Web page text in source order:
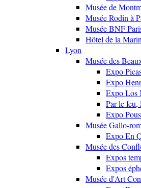
Musée de
Musée Rodin à
Musée BNF
Hôtel de la
Lyon
Musée des
Expo
Expo
Expo Los
Par le feu,
Expo
Musée Gallo-
Expo En
Musée des
Expos
Expos
Musée d'Art